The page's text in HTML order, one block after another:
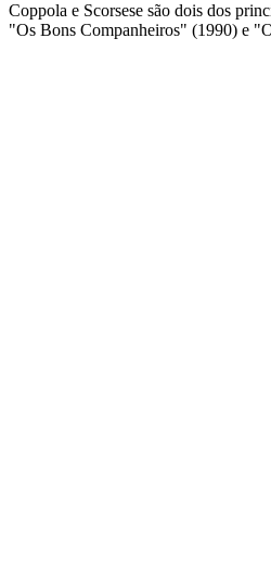
Coppola e Scorsese são dois dos
"Os Bons Companheiros" (1990) e